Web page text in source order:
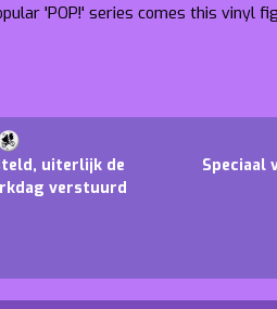
'POP!' series comes this vinyl
uiterlijk de
verstuurd
Speciaal